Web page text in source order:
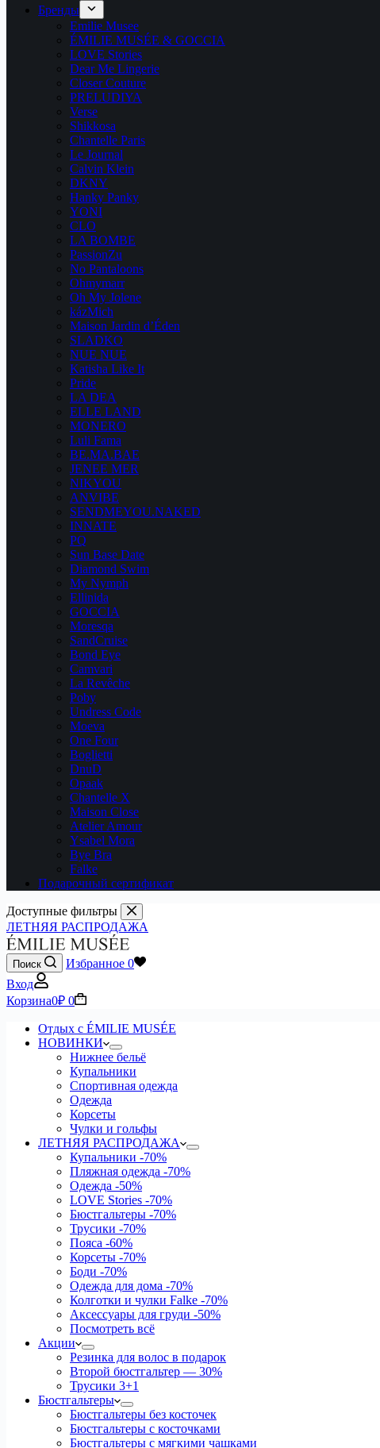
Бренды
Emilie Musee
ÉMILIE MUSÉE & GOCCIA
LOVE Stories
Dear Me Lingerie
Closer Couture
PRELUDIYA
Verse
Shikkosa
Chantelle Paris
Le Journal
Calvin Klein
DKNY
Hanky Panky
YONI
CLO
LA BOMBE
PassionZu
No Pantaloons
Ohmymarr
Oh My Jolene
kázMich
Maison Jardin d’Éden
SLADKO
NUE NUE
Katisha Like It
Pride
LA DEA
ELLE LAND
MONERO
Luli Fama
BE.MA.BAE
JENEE MER
NIKYOU
ANVIBE
SENDMEYOU.NAKED
INNATE
PQ
Sun Base Date
Diamond Swim
My Nymph
Ellinida
GOCCIA
Moresqa
SandCruise
Bond Eye
Camvari
La Revêche
Poby
Undress Code
Moeva
One Four
Boglietti
DnuD
Opaak
Chantelle X
Maison Close
Atelier Amour
Ysabel Mora
Bye Bra
Falke
Подарочный сертификат
Доступные фильтры
ЛЕТНЯЯ РАСПРОДАЖА
Поиск Избранное 0
Вход
Корзина0₽ 0
Отдых с ÉMILIE MUSÉE
НОВИНКИ
Нижнее бельё
Купальники
Спортивная одежда
Одежда
Корсеты
Чулки и гольфы
ЛЕТНЯЯ РАСПРОДАЖА
Купальники -70%
Пляжная одежда -70%
Одежда -50%
LOVE Stories -70%
Бюстгальтеры -70%
Трусики -70%
Пояса -60%
Корсеты -70%
Боди -70%
Одежда для дома -70%
Колготки и чулки Falke -70%
Аксессуары для груди -50%
Посмотреть всё
Акции
Резинка для волос в подарок
Второй бюстгальтер — 30%
Трусики 3+1
Бюстгальтеры
Бюстгальтеры без косточек
Бюстгальтеры с косточками
Бюстгальтеры с мягкими чашками